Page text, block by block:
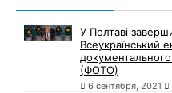
У Полтаві
Всеукраїнський
(ФОТО)
6 сентября, 2021